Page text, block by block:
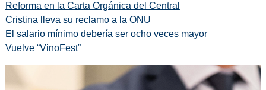
Reforma en la Carta Orgánica del Central
Cristina lleva su reclamo a la ONU
El salario mínimo debería ser ocho veces mayor
Vuelve “VinoFest”